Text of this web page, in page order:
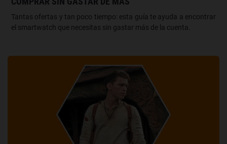
Tantas ofertas y tan poco tiempo: esta guía te ayuda a encontrar
el smartwatch que necesitas sin gastar más de la cuenta.